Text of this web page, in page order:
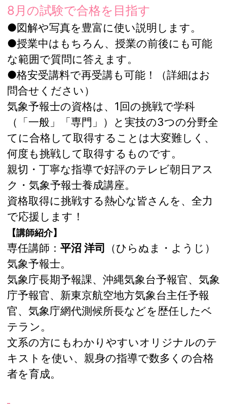
8月の試験で合格を目指す
●図解や写真を豊富に使い説明します。
●授業中はもちろん、授業の前後にも可能
な範囲で質問に答えます。
●格安受講料で再受講も可能！（詳細はお
問合せください）
気象予報士の資格は、1回の挑戦で学科
（「一般」「専門」）と実技の3つの分野全
てに合格して取得することは大変難しく、
何度も挑戦して取得するものです。
親切・丁寧な指導で好評のテレビ朝日アス
ク・気象予報士養成講座。
資格取得に挑戦する熱心な皆さんを、全力
で応援します！
【講師紹介】
専任講師： 平沼 洋司 （ひらぬま・ようじ）
気象予報士。
気象庁長期予報課、沖縄気象台予報官、気象
庁予報官、新東京航空地方気象台主任予報
官、気象庁網代測候所長などを歴任したベ
テラン。
文系の方にもわかりやすいオリジナルのテ
キストを使い、親身の指導で数多くの合格
者を育成。